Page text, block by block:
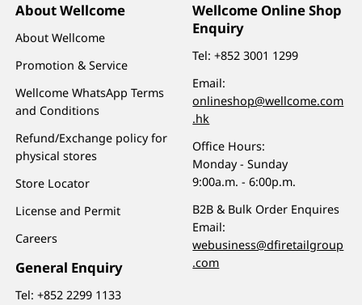
About Wellcome
About Wellcome
Promotion & Service
Wellcome WhatsApp Terms
and Conditions
Refund/Exchange policy for
physical stores
Store Locator
License and Permit
Careers
General Enquiry
Tel:+852 2299 1133
Wellcome Online Shop
Enquiry
Tel:+852 3001 1299
Email:
onlineshop@wellcome.com
.hk
Office Hours:
Monday - Sunday
9:00a.m. - 6:00p.m.
B2B & Bulk Order Enquires
Email:
webusiness@dfiretailgroup
.com